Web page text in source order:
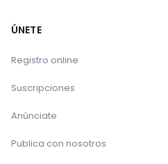
ÚNETE
Registro online
Suscripciones
Anúnciate
Publica con nosotros